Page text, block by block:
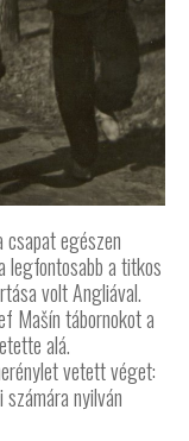
csapat egészen
legfontosabb a titkos
volt Angliával.
Mašín tábornokot a
alá.
vetett véget:
nyilván